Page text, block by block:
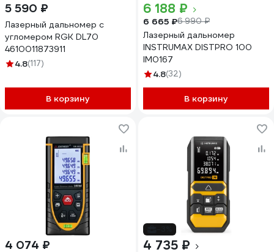
5 590 ₽
Лазерный дальномер с
угломером RGK DL70
4610011873911
4.8(117)
В корзину
6 188 ₽
6 665 ₽6 990 ₽
Лазерный дальномер
INSTRUMAX DISTPRO 100
IM0167
4.8(32)
В корзину
4 074 ₽ 4 735 ₽